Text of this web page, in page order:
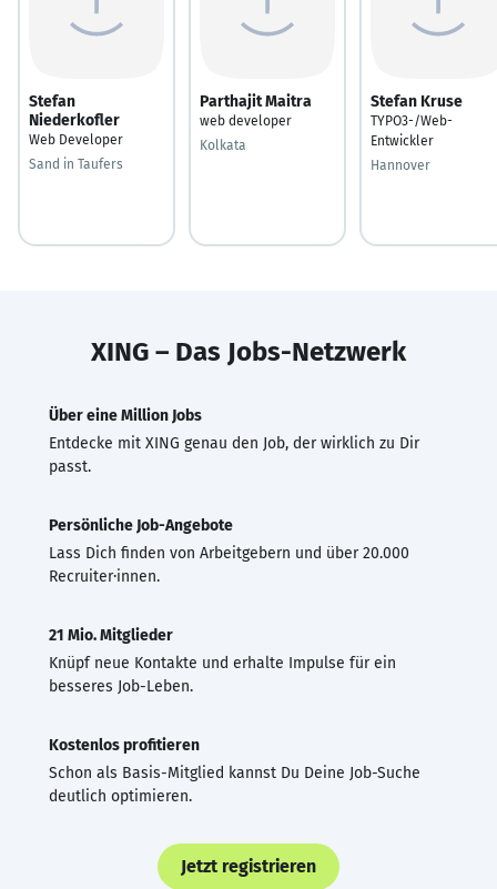
Stefan
Niederkofler
Web Developer
Sand in Taufers
Parthajit Maitra
web developer
Kolkata
Stefan Kruse
TYPO3-/Web-
Entwickler
Hannover
XING – Das Jobs-Netzwerk
Über eine Million Jobs
Entdecke mit XING genau den Job, der wirklich zu Dir
passt.
Persönliche Job-Angebote
Lass Dich finden von Arbeitgebern und über 20.000
Recruiter·innen.
21 Mio. Mitglieder
Knüpf neue Kontakte und erhalte Impulse für ein
besseres Job-Leben.
Kostenlos profitieren
Schon als Basis-Mitglied kannst Du Deine Job-Suche
deutlich optimieren.
Jetzt registrieren